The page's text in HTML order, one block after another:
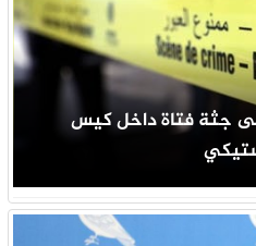
جثة فتاة داخل كيس